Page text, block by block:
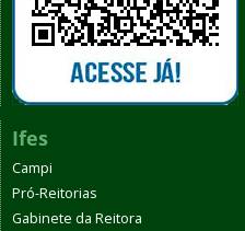
Ifes
Campi
Pró-Reitorias
Gabinete da Reitora